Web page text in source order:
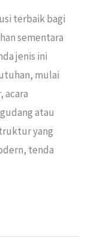
terbaik bagi
sementara
jenis ini
mulai
acara
atau
yang
tenda